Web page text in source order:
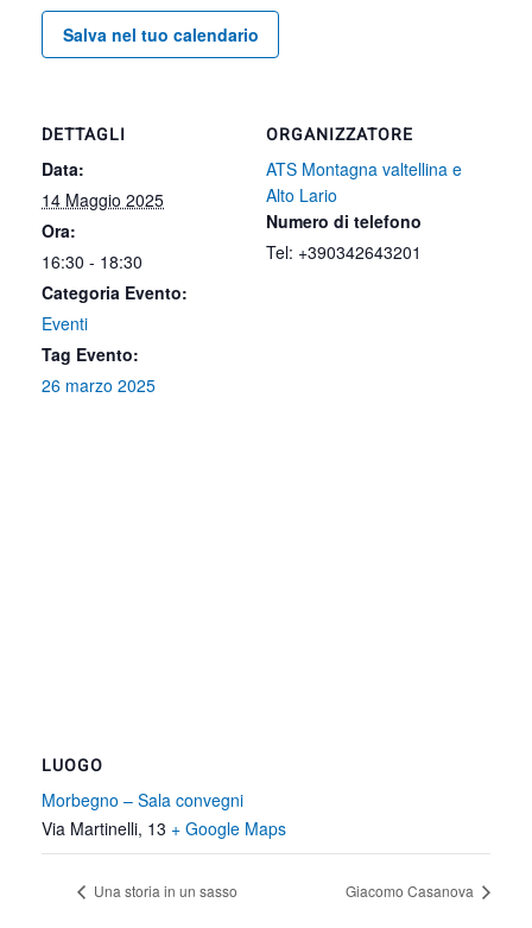
Salva nel tuo calendario
DETTAGLI
Data:
14 Maggio 2025
Ora:
16:30 - 18:30
Categoria Evento:
Eventi
Tag Evento:
26 marzo 2025
ORGANIZZATORE
ATS Montagna valtellina e
Alto Lario
Numero di telefono
Tel: +390342643201
LUOGO
Morbegno – Sala convegni
Via Martinelli, 13 + Google Maps
Una storia in un sasso Giacomo Casanova